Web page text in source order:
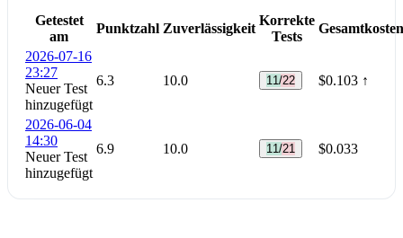
Getestet
am
Punktzahl Zuverlässigkeit
Korrekte
Tests
Gesamtkosten
2026-07-16
23:27
Neuer Test
hinzugefügt
6.3 10.0 11/22 $0.103 ↑
2026-06-04
14:30
Neuer Test
hinzugefügt
6.9 10.0 11/21 $0.033